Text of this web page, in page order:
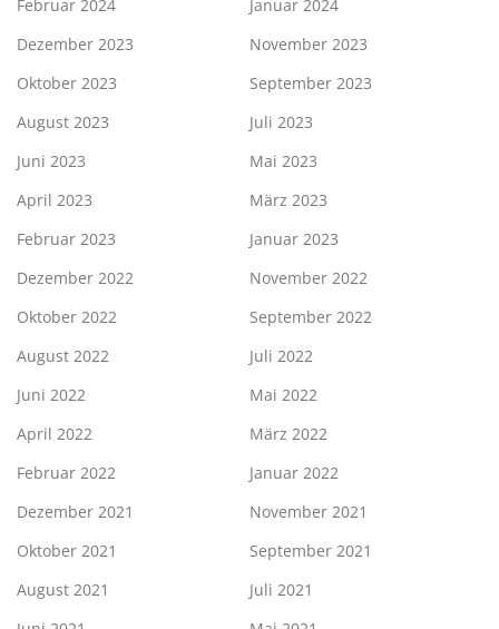
Februar 2024
Januar 2024
Dezember 2023
November 2023
Oktober 2023
September 2023
August 2023
Juli 2023
Juni 2023
Mai 2023
April 2023
März 2023
Februar 2023
Januar 2023
Dezember 2022
November 2022
Oktober 2022
September 2022
August 2022
Juli 2022
Juni 2022
Mai 2022
April 2022
März 2022
Februar 2022
Januar 2022
Dezember 2021
November 2021
Oktober 2021
September 2021
August 2021
Juli 2021